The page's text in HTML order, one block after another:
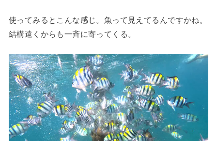
使ってみるとこんな感じ。魚って見えてるんですかね。
結構遠くからも一斉に寄ってくる。